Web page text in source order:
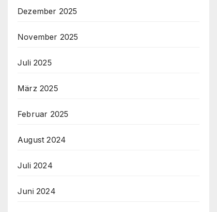
Dezember 2025
November 2025
Juli 2025
März 2025
Februar 2025
August 2024
Juli 2024
Juni 2024